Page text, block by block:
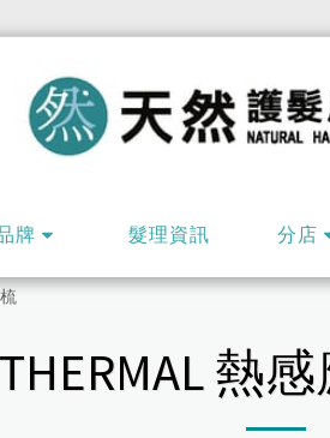
牌 髮理資訊 分店
THERMAL